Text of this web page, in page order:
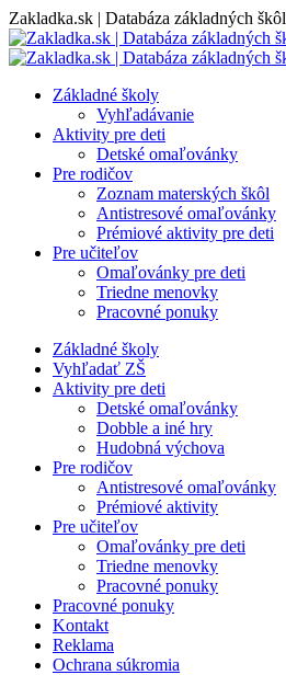
Skip
to
content
Zakladka.sk | Databáza základných škôl
Základné školy
Vyhľadávanie
Aktivity pre deti
Detské omaľovánky
Pre rodičov
Zoznam materských škôl
Antistresové omaľovánky
Prémiové aktivity pre deti
Pre učiteľov
Omaľovánky pre deti
Triedne menovky
Pracovné ponuky
Základné školy
Vyhľadať ZŠ
Aktivity pre deti
Detské omaľovánky
Dobble a iné hry
Hudobná výchova
Pre rodičov
Antistresové omaľovánky
Prémiové aktivity
Pre učiteľov
Omaľovánky pre deti
Triedne menovky
Pracovné ponuky
Pracovné ponuky
Kontakt
Reklama
Ochrana súkromia